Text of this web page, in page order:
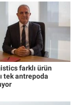
farklı ürün
tek antrepoda